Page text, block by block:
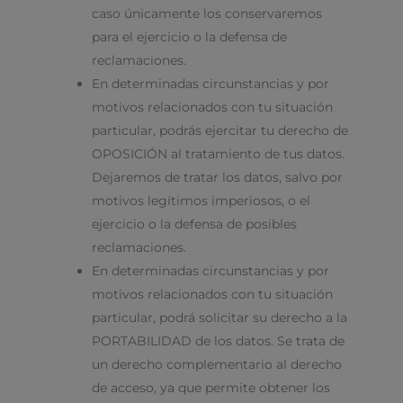
caso únicamente los conservaremos
para el ejercicio o la defensa de
reclamaciones.
En determinadas circunstancias y por
motivos relacionados con tu situación
particular, podrás ejercitar tu derecho de
OPOSICIÓN al tratamiento de tus datos.
Dejaremos de tratar los datos, salvo por
motivos legítimos imperiosos, o el
ejercicio o la defensa de posibles
reclamaciones.
En determinadas circunstancias y por
motivos relacionados con tu situación
particular, podrá solicitar su derecho a la
PORTABILIDAD de los datos. Se trata de
un derecho complementario al derecho
de acceso, ya que permite obtener los